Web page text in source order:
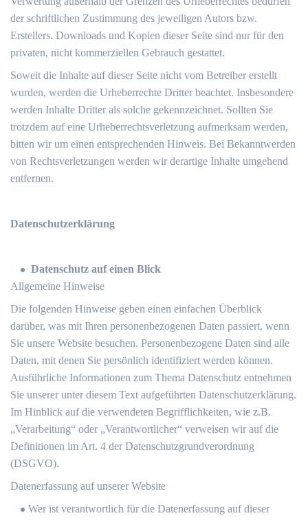
der schriftlichen Zustimmung des jeweiligen Autors bzw.
Erstellers. Downloads und Kopien dieser Seite sind nur für den
privaten, nicht kommerziellen Gebrauch gestattet.
Soweit die Inhalte auf dieser Seite nicht vom Betreiber erstellt
wurden, werden die Urheberrechte Dritter beachtet. Insbesondere
werden Inhalte Dritter als solche gekennzeichnet. Sollten Sie
trotzdem auf eine Urheberrechtsverletzung aufmerksam werden,
bitten wir um einen entsprechenden Hinweis. Bei Bekanntwerden
von Rechtsverletzungen werden wir derartige Inhalte umgehend
entfernen.
Datenschutzerklärung
Datenschutz auf einen Blick
Allgemeine Hinweise
Die folgenden Hinweise geben einen einfachen Überblick
darüber, was mit Ihren personenbezogenen Daten passiert, wenn
Sie unsere Website besuchen. Personenbezogene Daten sind alle
Daten, mit denen Sie persönlich identifiziert werden können.
Ausführliche Informationen zum Thema Datenschutz entnehmen
Sie unserer unter diesem Text aufgeführten Datenschutzerklärung.
Im Hinblick auf die verwendeten Begrifflichkeiten, wie z.B.
„Verarbeitung“ oder „Verantwortlicher“ verweisen wir auf die
Definitionen im Art. 4 der Datenschutzgrundverordnung
(DSGVO).
Datenerfassung auf unserer Website
Wer ist verantwortlich für die Datenerfassung auf dieser